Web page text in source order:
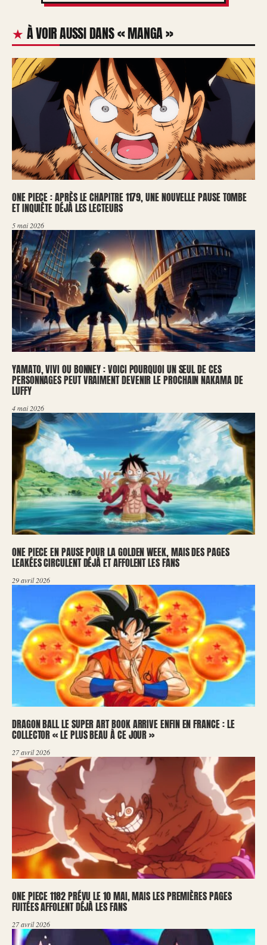
À VOIR AUSSI DANS « MANGA »
ONE PIECE : APRÈS LE CHAPITRE 1179, UNE NOUVELLE PAUSE TOMBE
ET INQUIÈTE DÉJÀ LES LECTEURS
5 mai 2026
YAMATO, VIVI OU BONNEY : VOICI POURQUOI UN SEUL DE CES
PERSONNAGES PEUT VRAIMENT DEVENIR LE PROCHAIN NAKAMA DE
LUFFY
4 mai 2026
ONE PIECE EN PAUSE POUR LA GOLDEN WEEK, MAIS DES PAGES
LEAKÉES CIRCULENT DÉJÀ ET AFFOLENT LES FANS
29 avril 2026
DRAGON BALL LE SUPER ART BOOK ARRIVE ENFIN EN FRANCE : LE
COLLECTOR « LE PLUS BEAU À CE JOUR »
27 avril 2026
ONE PIECE 1182 PRÉVU LE 10 MAI, MAIS LES PREMIÈRES PAGES
FUITÉES AFFOLENT DÉJÀ LES FANS
27 avril 2026